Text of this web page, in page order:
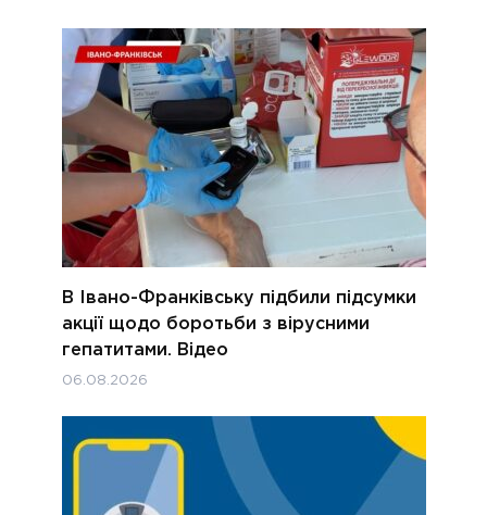
В Івано-Франківську підбили підсумки
акції щодо боротьби з вірусними
гепатитами. Відео
06.08.2026